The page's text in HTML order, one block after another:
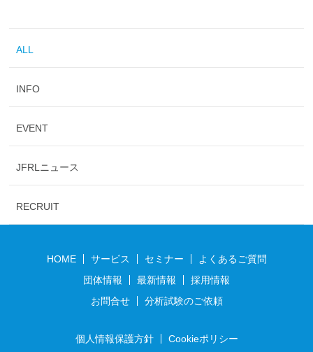
ALL
INFO
EVENT
JFRLニュース
RECRUIT
HOME サービス セミナー
よくあるご質問
団体情報
最新情報
採用情報
お問合せ
分析試験のご依頼
個人情報保護方針 Cookieポリシー